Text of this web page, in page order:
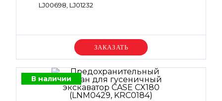
LJ00698, LJ01232
Уточняйте цену
В наличии